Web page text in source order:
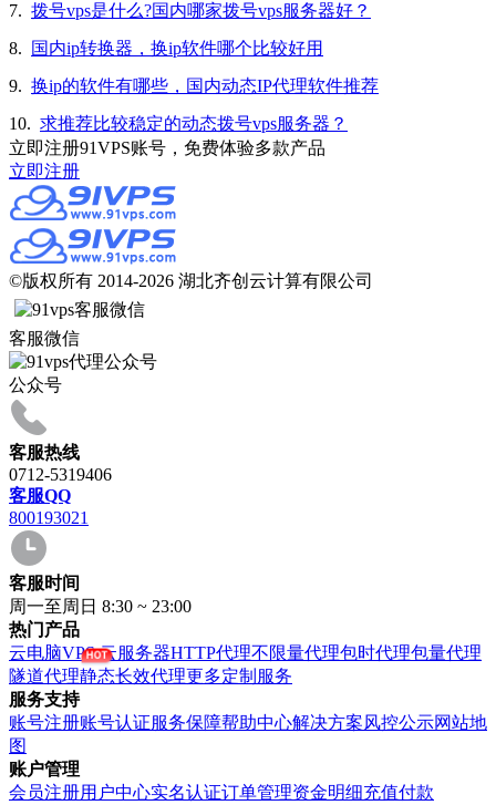
7. 拨号vps是什么?国内哪家拨号vps服务器好？
8.
国内ip转换器，换ip软件哪个比较好用
9. 换ip的软件有哪些，国内动态IP代理软件推荐
10. 求推荐比较稳定的动态拨号vps服务器？
立即注册91VPS账号，免费体验多款产品
立即注册
©版权所有 2014-2026 湖北齐创云计算有限公司
客服微信
公众号
客服热线
0712-5319406
客服QQ
800193021
客服时间
周一至周日 8:30 ~ 23:00
热门产品
云电脑VPS云服务器HTTP代理不限量代理包时代理包量代理
隧道代理静态长效代理更多定制服务
服务支持
账号注册账号认证服务保障帮助中心解决方案风控公示网站地
图
账户管理
会员注册用户中心实名认证订单管理资金明细充值付款